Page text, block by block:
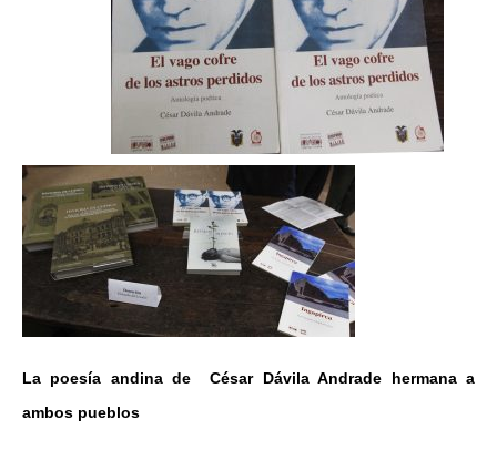
La poesía andina de César Dávila Andrade hermana a
ambos pueblos